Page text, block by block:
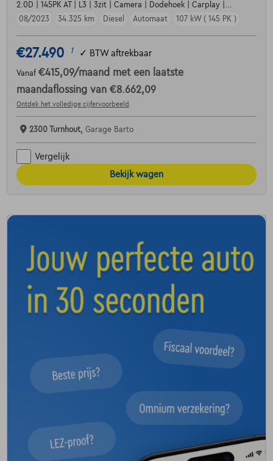
2.0D | 145PK AT | L3 | 3zit | Camera | Dodehoek | Carplay |...
08/2023
34.325 km Diesel Automaat 107 kW ( 145 PK )
€27.490 1 ✓ BTW aftrekbaar
Vanaf €415,09/maand met een laatste
maandaflossing van €8.662,09
Ontdek het volledige cijfervoorbeeld
2300 Turnhout, Garage Barto
Vergelijk
Bekijk wagen